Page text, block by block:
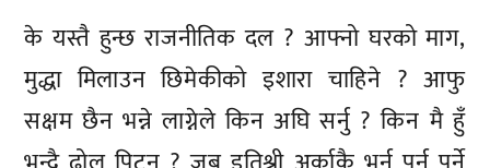
के यस्तै हुन्छ राजनीतिक दल ? आफ्नो घरको माग,
मुद्धा मिलाउन छिमेकीको इशारा चाहिने ? आफु
सक्षम छैन भन्ने लाग्नेले किन अघि सर्नु ? किन मै हुँ